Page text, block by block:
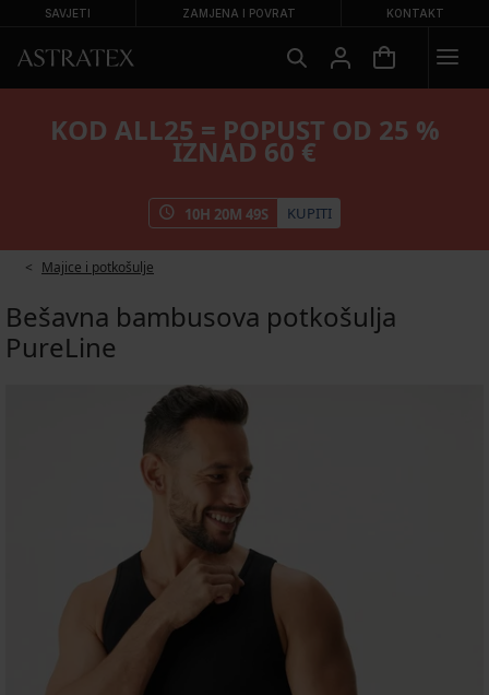
SAVJETI ZAMJENA I POVRAT KONTAKT
KOD ALL25 = POPUST OD 25 %
IZNAD 60 €
10H 20M 49S KUPITI
Majice i potkošulje
Bešavna bambusova potkošulja
PureLine